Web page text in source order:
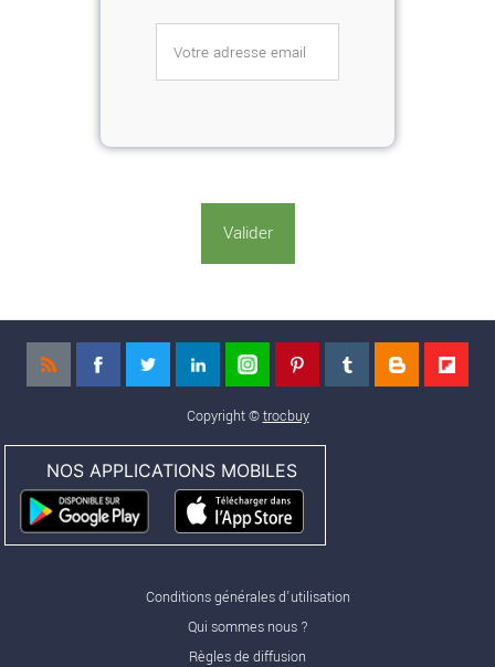
Copyright ©trocbuy
NOS APPLICATIONS MOBILES
Conditions générales d'utilisation
Qui sommes nous ?
Règles de diffusion